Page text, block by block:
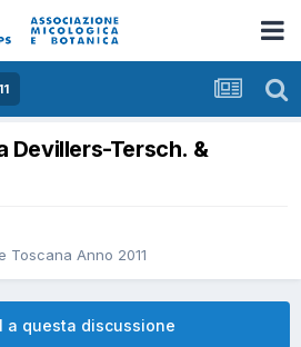
Devillers-Tersch. &
Toscana Anno 2011
a questa discussione